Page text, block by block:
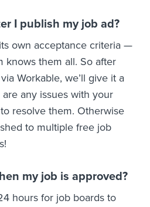
I publish my job ad?
own acceptance criteria —
knows them all. So after
Workable, we’ll give it a
any issues with your
resolve them. Otherwise
to multiple free job
my job is approved?
hours for job boards to